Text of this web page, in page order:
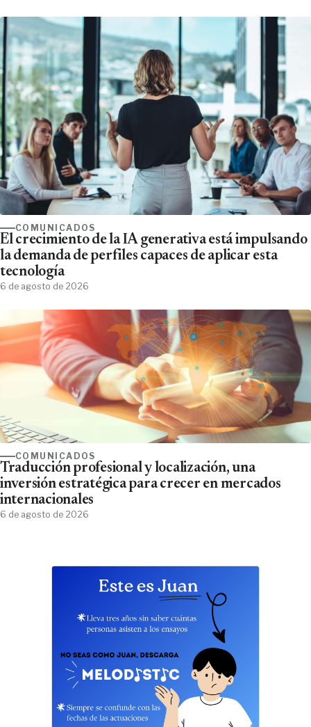
COMUNICADOS
El crecimiento de la IA generativa está impulsando
la demanda de perfiles capaces de aplicar esta
tecnología
6 de agosto de 2026
COMUNICADOS
Traducción profesional y localización, una
inversión estratégica para crecer en mercados
internacionales
6 de agosto de 2026